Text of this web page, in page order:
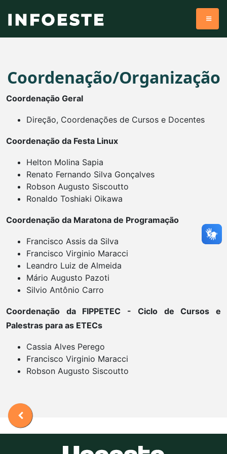
Coordenação/Organização
Coordenação Geral
Direção, Coordenações de Cursos e Docentes
Coordenação da Festa Linux
Helton Molina Sapia
Renato Fernando Silva Gonçalves
Robson Augusto Siscoutto
Ronaldo Toshiaki Oikawa
Coordenação da Maratona de Programação
Francisco Assis da Silva
Francisco Virginio Maracci
Leandro Luiz de Almeida
Mário Augusto Pazoti
Silvio Antônio Carro
Coordenação da FIPPETEC - Ciclo de Cursos e
Palestras para as ETECs
Cassia Alves Perego
Francisco Virginio Maracci
Robson Augusto Siscoutto